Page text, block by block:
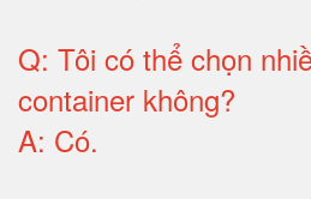
Q: Tôi có thể chọn
container không?
A: Có.